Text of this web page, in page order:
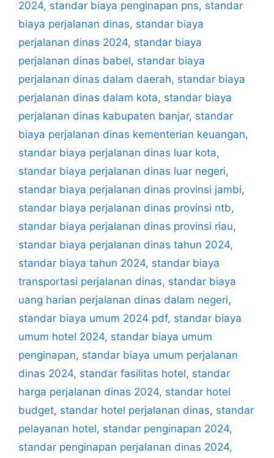
2024, standar biaya penginapan pns, standar
biaya perjalanan dinas, standar biaya
perjalanan dinas 2024, standar biaya
perjalanan dinas babel, standar biaya
perjalanan dinas dalam daerah, standar biaya
perjalanan dinas dalam kota, standar biaya
perjalanan dinas kabupaten banjar, standar
biaya perjalanan dinas kementerian keuangan,
standar biaya perjalanan dinas luar kota,
standar biaya perjalanan dinas luar negeri,
standar biaya perjalanan dinas provinsi jambi,
standar biaya perjalanan dinas provinsi ntb,
standar biaya perjalanan dinas provinsi riau,
standar biaya perjalanan dinas tahun 2024,
standar biaya tahun 2024, standar biaya
transportasi perjalanan dinas, standar biaya
uang harian perjalanan dinas dalam negeri,
standar biaya umum 2024 pdf, standar biaya
umum hotel 2024, standar biaya umum
penginapan, standar biaya umum perjalanan
dinas 2024, standar fasilitas hotel, standar
harga perjalanan dinas 2024, standar hotel
budget, standar hotel perjalanan dinas, standar
pelayanan hotel, standar penginapan 2024,
standar penginapan perjalanan dinas 2024,